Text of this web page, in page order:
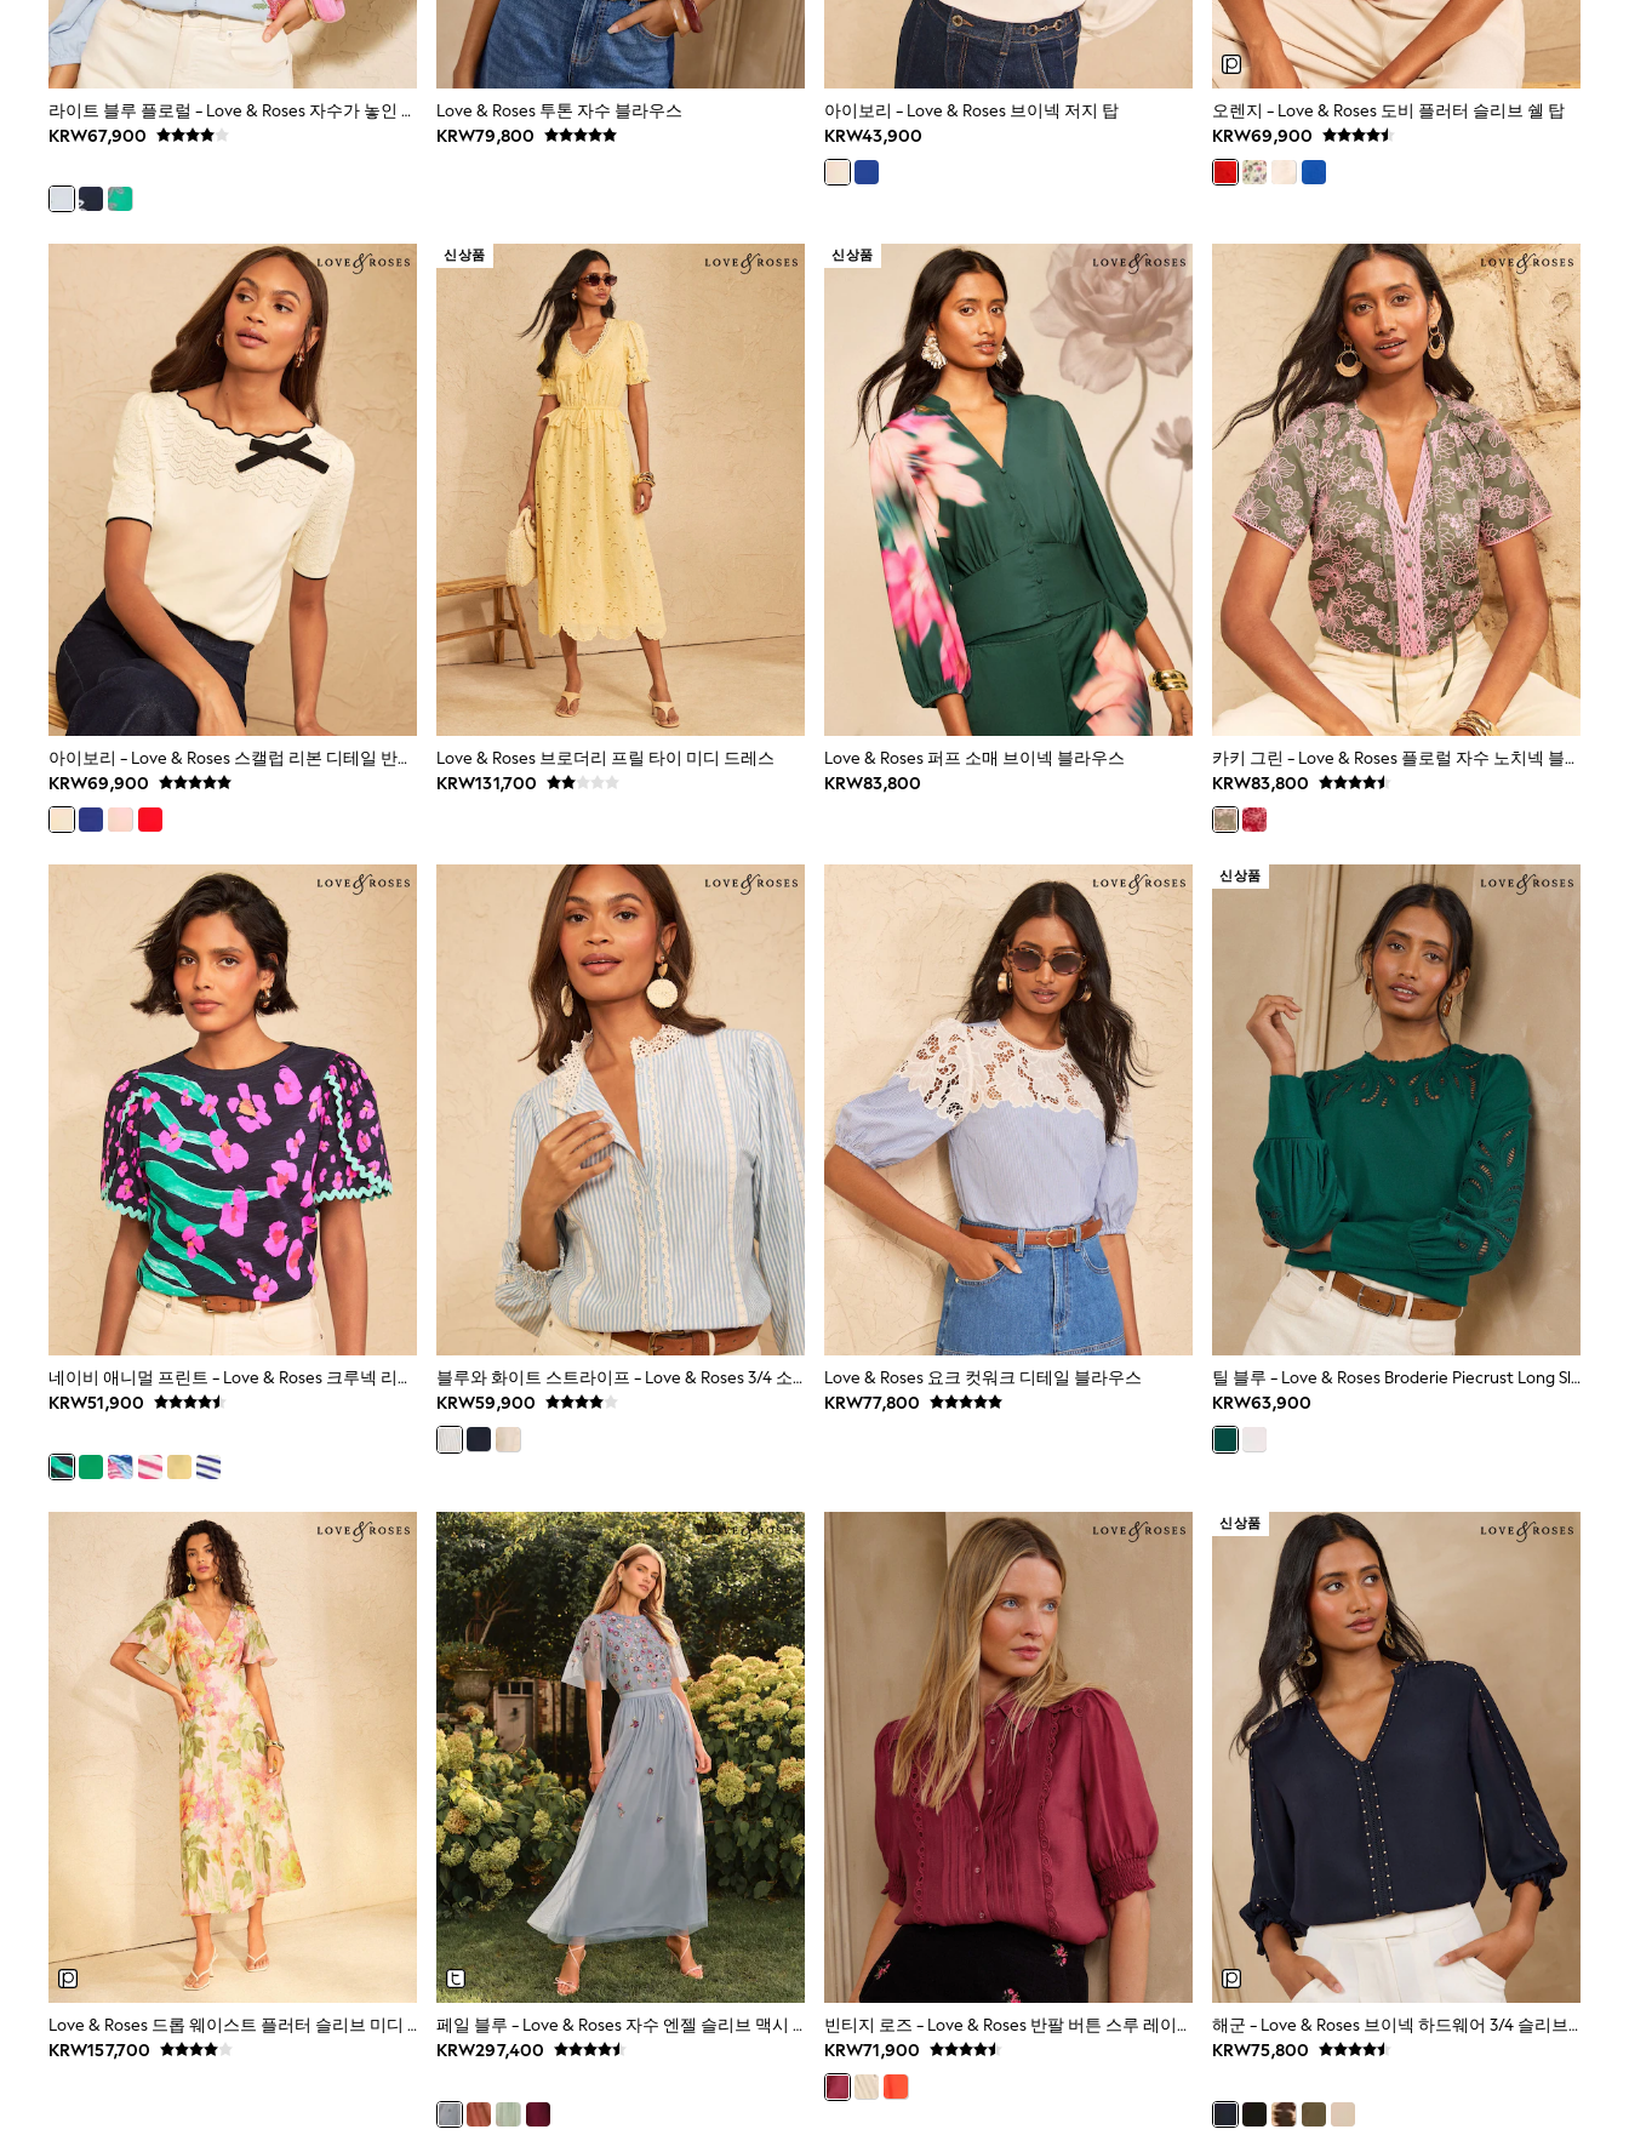
Pyjamas
Robes
Sleepsuits
Summer Sleepwear
Socks & Tights
Thermals
All Bags & Accessories
Summer Hats & Caps
All Girls Character
Disney Princess
Peppa Pig
Toy Story
All Girls Brands
Next
adidas
Angel & Rocket
Baker by Ted Baker
Boden
JoJo Maman Bébé
Lipsy Girl
Monsoon
River Island
BOYS
New In
0-2 Years
3-5 years
6-8 years
9-11 years
12-14 years
15+ Years
New In from Next
World Cup
Essentials
Holiday Shop
Linen Collection
Pokemon
Toy Story
Spiderman
THE SET
All Clothing
Coats & Jackets
Dungarees
Jeans
Joggers
Knitwear
Nightwear & Pyjamas
Schoolwear
Sets & Outfits
Shirts
Shorts
Sportswear
Suits & Waistcoats
Sweatshirts & Hoodies
Swim & Beach
T-Shirts
Tops
Tracksuits
All Footwear
Boots
School Shoes
Slippers
Sneakers
Wellies
Wide Fit
Sun Safe
Multipacks
Pull On
Tumble Dryable
Stretch
Easy Iron
Waterproof
Shower Resistant
All Multipacks
Multipack Joggers
Multipack Pyjamas
Multipack Shorts
Multipack T-Shirts
Multipack Underwear
Pyjamas & Underwear
Underwear
Robes
Sleepsuits
라이트 블루 플로럴 - Love & Roses 자수가 놓인 3/4 소매 상의
KRW67,900
Love & Roses 투톤 자수 블라우스
KRW79,800
아이보리 - Love & Roses 브이넥 저지 탑
KRW43,900
오렌지 - Love & Roses 도비 플러터 슬리브 쉘 탑
KRW69,900
아이보리 - Love & Roses 스캘럽 리본 디테일 반팔 보트넥 니트 탑
KRW69,900
신상품
Love & Roses 브로더리 프릴 타이 미디 드레스
KRW131,700
신상품
Love & Roses 퍼프 소매 브이넥 블라우스
KRW83,800
카키 그린 - Love & Roses 플로럴 자수 노치넥 블라우스
KRW83,800
네이비 애니멀 프린트 - Love & Roses 크루넥 리크랙 소매 스캘럽 티셔츠
KRW51,900
블루와 화이트 스트라이프 - Love & Roses 3/4 소매 브로더리 저지 셔츠
KRW59,900
Love & Roses 요크 컷워크 디테일 블라우스
KRW77,800
신상품
틸 블루 - Love & Roses Broderie Piecrust Long Sleeve Top
KRW63,900
Love & Roses 드롭 웨이스트 플러터 슬리브 미디 드레스
KRW157,700
페일 블루 - Love & Roses 자수 엔젤 슬리브 맥시 드레스
KRW297,400
빈티지 로즈 - Love & Roses 반팔 버튼 스루 레이스 트리밍 셔츠
KRW71,900
신상품
해군 - Love & Roses 브이넥 하드웨어 3/4 슬리브 블라우스
KRW75,800